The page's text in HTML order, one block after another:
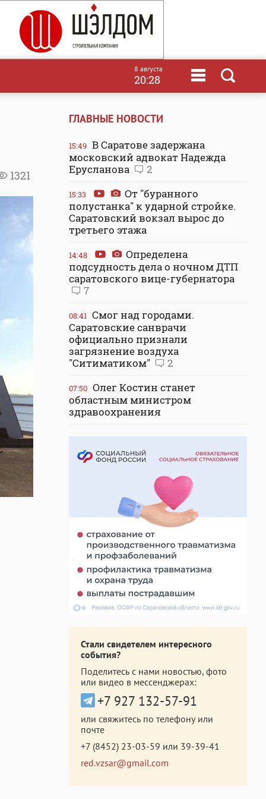
8 августа
20:28
1321
ГЛАВНЫЕ НОВОСТИ
15:49 В Саратове задержана
московский адвокат Надежда
Ерусланова
2
15:33
От "буранного
полустанка" к ударной стройке.
Саратовский вокзал вырос до
третьего этажа
14:48
Определена
подсудность дела о ночном ДТП
саратовского вице-губернатора
7
08:41 Смог над городами.
Саратовские санврачи
официально признали
загрязнение воздуха
"Ситиматиком"
2
07:50 Олег Костин станет
областным министром
здравоохранения
Стали свидетелем интересного
события?
Поделитесь с нами новостью, фото
или видео в мессенджерах:
+7 927 132-57-91
или свяжитесь по телефону или
почте
+7 (8452) 23-03-59 или 39-39-41
red.vzsar@gmail.com